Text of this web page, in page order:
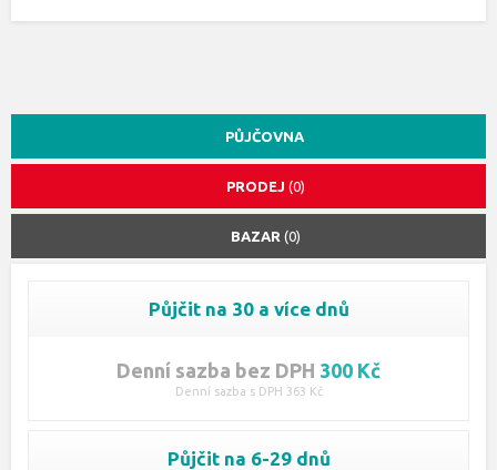
PŮJČOVNA
PRODEJ (0)
BAZAR (0)
Půjčit na 30 a více dnů
Denní sazba bez DPH 300 Kč
Denní sazba s DPH 363 Kč
Půjčit na 6-29 dnů